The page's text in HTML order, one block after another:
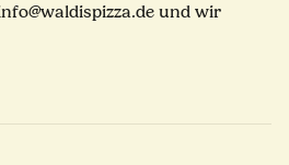
und wir